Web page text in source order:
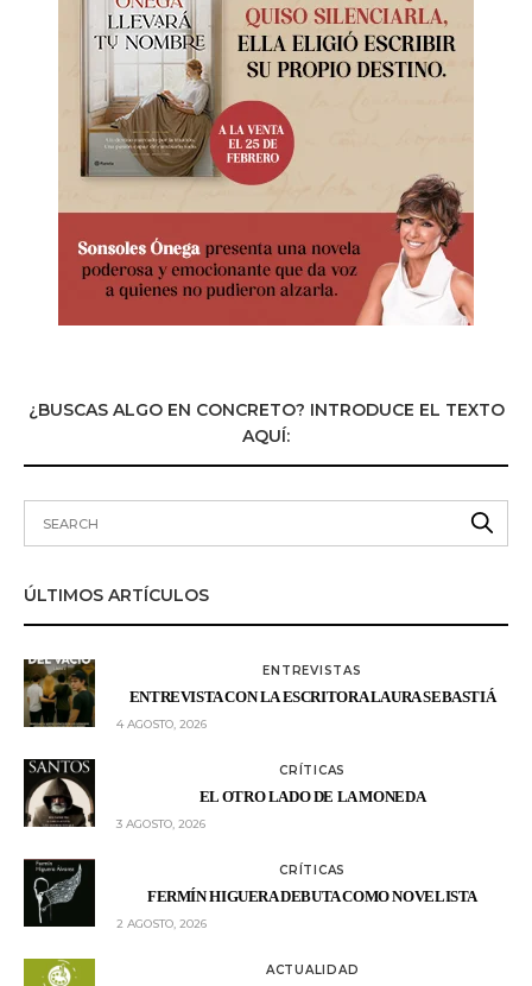
¿BUSCAS ALGO EN CONCRETO? INTRODUCE EL TEXTO
AQUÍ:
ÚLTIMOS ARTÍCULOS
ENTREVISTAS
ENTREVISTA CON LA ESCRITORA LAURA SEBASTIÁ
4 AGOSTO, 2026
CRÍTICAS
EL OTRO LADO DE LA MONEDA
3 AGOSTO, 2026
CRÍTICAS
FERMÍN HIGUERA DEBUTA COMO NOVELISTA
2 AGOSTO, 2026
ACTUALIDAD